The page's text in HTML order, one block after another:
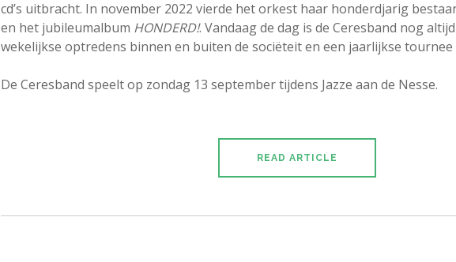
cd’s uitbracht. In november 2022 vierde het orkest haar honderdjarig
en het jubileumalbum HONDERD!. Vandaag de dag is de Ceresband nog
wekelijkse optredens binnen en buiten de sociëteit en een jaarlijkse tournee
De Ceresband speelt op zondag 13 september tijdens Jazze aan de Nesse.
READ ARTICLE